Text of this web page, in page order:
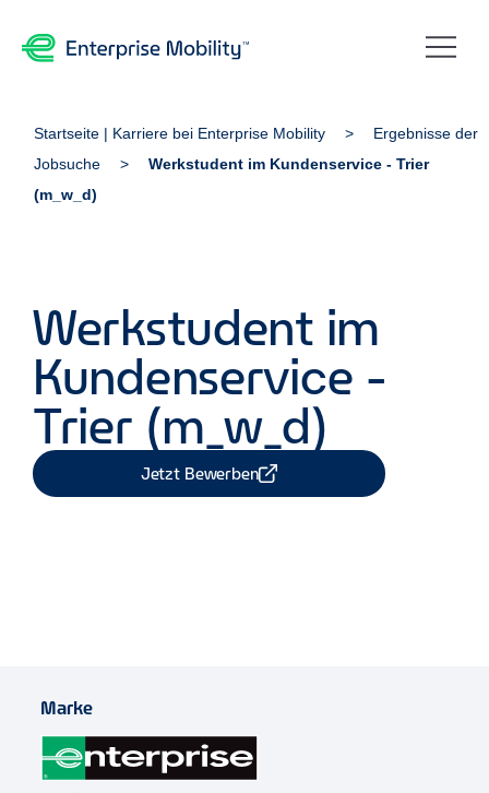
Startseite | Karriere bei Enterprise Mobility
Ergebnisse der
Jobsuche
Werkstudent im Kundenservice - Trier
(m_w_d)
Werkstudent im
Kundenservice -
Trier (m_w_d)
Jetzt Bewerben
Marke